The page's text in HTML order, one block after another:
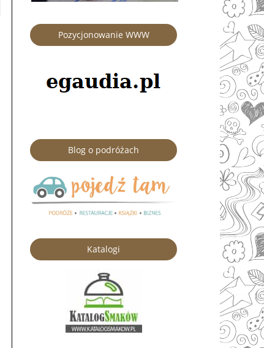
Pozycjonowanie WWW
Blog o podróżach
Katalogi